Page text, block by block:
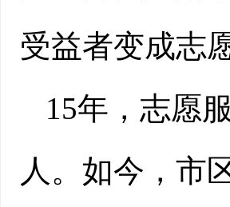
受益者变成志
15年，志愿
人。如今，市